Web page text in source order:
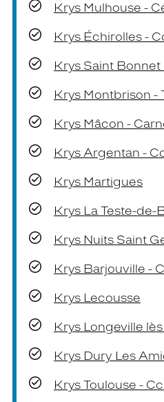
Krys Mulhouse -
Krys Échirolles -
Krys Saint Bonnet
Krys Montbrison -
Krys Mâcon -
Krys Argentan -
Krys Martigues
Krys La Teste-de-
Krys Nuits Saint
Krys Barjouville -
Krys Lecousse
Krys Longeville
Krys Dury Les
Krys Toulouse -